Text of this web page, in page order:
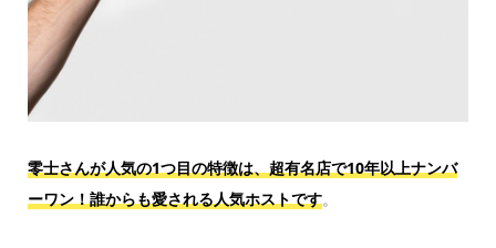
零士さんが人気の1つ目の特徴は、超有名店で10年以上ナンバ
ーワン！誰からも愛される人気ホストです。